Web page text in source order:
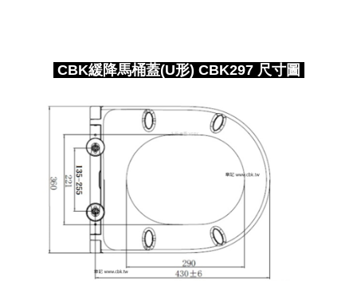
CBK緩降馬桶蓋(U形) CBK297 尺寸圖